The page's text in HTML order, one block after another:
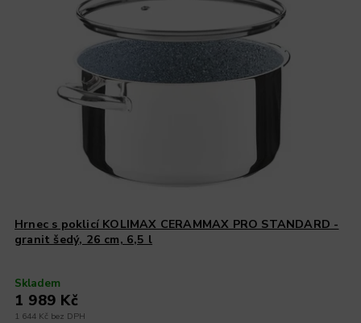
Hrnec s poklicí KOLIMAX CERAMMAX PRO STANDARD -
granit šedý, 26 cm, 6,5 l
Skladem
1 644 Kč bez DPH
1 989 Kč